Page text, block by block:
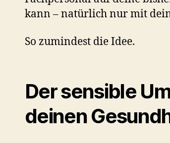
kann – natürlich nur mit
So zumindest die Idee.
Der sensible
deinen